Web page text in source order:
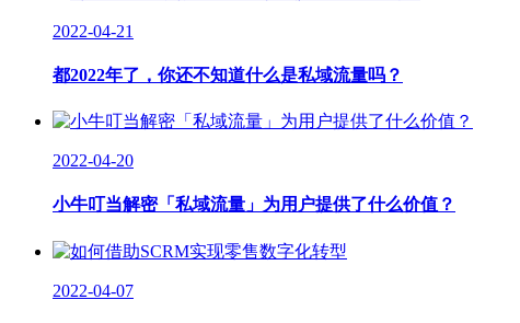
2022-04-21
都2022年了，你还不知道什么是私域流量吗？
2022-04-20
小牛叮当解密「私域流量」为用户提供了什么价值？
2022-04-07